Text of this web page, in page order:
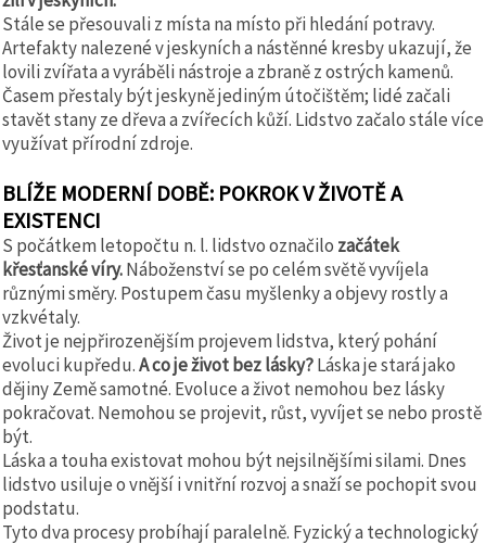
Stále se přesouvali z místa na místo při hledání potravy.
Artefakty nalezené v jeskyních a nástěnné kresby ukazují, že
lovili zvířata a vyráběli nástroje a zbraně z ostrých kamenů.
Časem přestaly být jeskyně jediným útočištěm; lidé začali
stavět stany ze dřeva a zvířecích kůží. Lidstvo začalo stále více
využívat přírodní zdroje.
BLÍŽE MODERNÍ DOBĚ: POKROK V ŽIVOTĚ A
EXISTENCI
S počátkem letopočtu n. l. lidstvo označilo začátek
křesťanské víry.Náboženství se po celém světě vyvíjela
různými směry. Postupem času myšlenky a objevy rostly a
vzkvétaly.
Život je nejpřirozenějším projevem lidstva, který pohání
evoluci kupředu.A co je život bez lásky?Láska je stará jako
dějiny Země samotné. Evoluce a život nemohou bez lásky
pokračovat. Nemohou se projevit, růst, vyvíjet se nebo prostě
být.
Láska a touha existovat mohou být nejsilnějšími silami. Dnes
lidstvo usiluje o vnější i vnitřní rozvoj a snaží se pochopit svou
podstatu.
Tyto dva procesy probíhají paralelně. Fyzický a technologický